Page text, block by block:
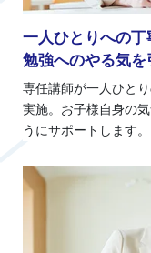
一人ひとりへの
勉強へのやる気を
専任講師が一人ひと
実施。お子様自身の
うにサポートします。